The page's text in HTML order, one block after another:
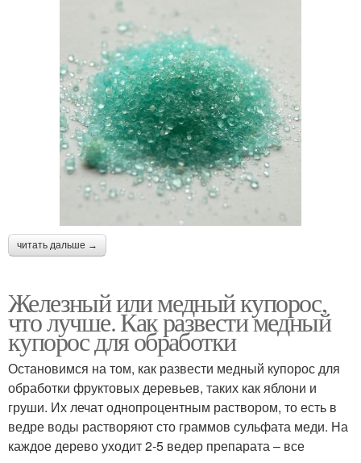
читать дальше →
Железный или медный купорос,
что лучше. Как развести медный
купорос для обработки
Остановимся на том, как развести медный купорос для
обработки фруктовых деревьев, таких как яблони и
груши. Их лечат однопроцентным раствором, то есть в
ведре воды растворяют сто граммов сульфата меди. На
каждое дерево уходит 2-5 ведер препарата – все